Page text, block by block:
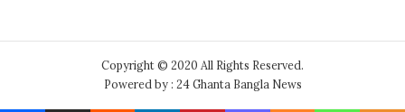
Copyright © 2020 All Rights Reserved.
Powered by : 24 Ghanta Bangla News